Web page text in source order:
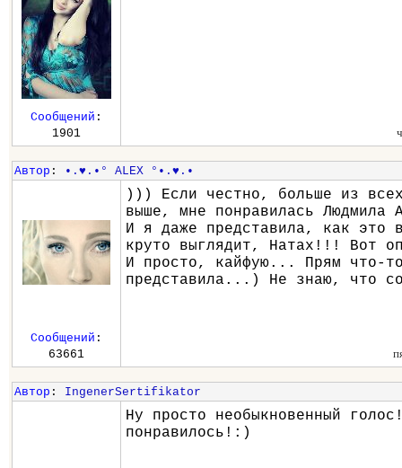
Сообщений :
1901
Автор : •.♥.•° ALEX °•.♥.•
))) Если честно, больше из всех
выше, мне понравилась
И я даже представила, как это
круто выглядит, Натах!!! Вот
И просто, кайфую... Прям что-
представила...) Не знаю, что
Сообщений :
63661
Автор : IngenerSertifikator
Ну просто необыкновенный
понравилось!:)